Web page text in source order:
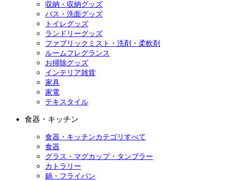
収納・収納グッズ
バス・洗面グッズ
トイレグッズ
ランドリーグッズ
ファブリックミスト・洗剤・柔軟剤
ルームフレグランス
お掃除グッズ
インテリア雑貨
家具
家電
テキスタイル
食器・キッチン
食器・キッチンカテゴリすべて
食器
グラス・マグカップ・タンブラー
カトラリー
鍋・フライパン